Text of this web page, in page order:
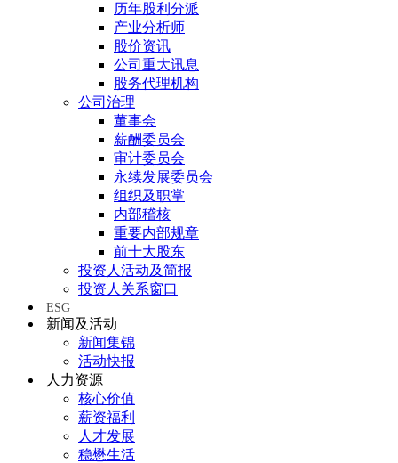
历年股利分派
产业分析师
股价资讯
公司重大讯息
股务代理机构
公司治理
董事会
薪酬委员会
审计委员会
永续发展委员会
组织及职掌
内部稽核
重要内部规章
前十大股东
投资人活动及简报
投资人关系窗口
ESG
新闻及活动
新闻集锦
活动快报
人力资源
核心价值
薪资福利
人才发展
稳懋生活